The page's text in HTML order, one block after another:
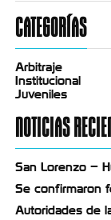
CATEGORÍAS
Arbitraje
Institucional
Juveniles
NOTICIAS
San Lorenzo –
Se confirmaron
Autoridades de